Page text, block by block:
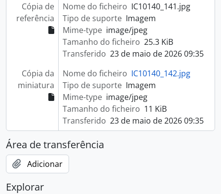
Cópia de
referência
Nome do ficheiro IC10140_141.jpg
Tipo de suporte Imagem
Mime-type image/jpeg
Tamanho do ficheiro 25.3 KiB
Transferido 23 de maio de 2026 09:35
Cópia da
miniatura
Nome do ficheiro IC10140_142.jpg
Tipo de suporte Imagem
Mime-type image/jpeg
Tamanho do ficheiro 11 KiB
Transferido 23 de maio de 2026 09:35
Área de transferência
Adicionar
Explorar